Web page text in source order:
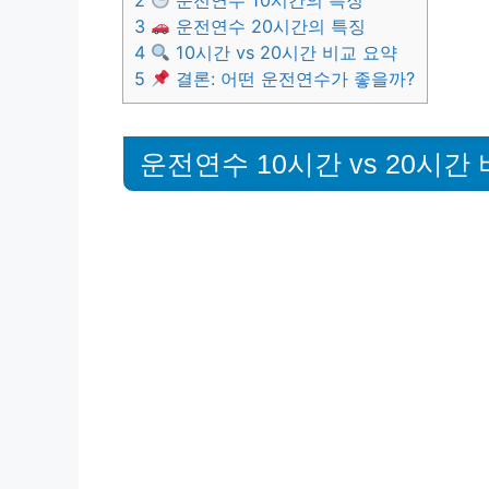
3
운전연수 20시간의 특징
4
10시간 vs 20시간 비교 요약
5
결론: 어떤 운전연수가 좋을까?
운전연수 10시간 vs 20시간